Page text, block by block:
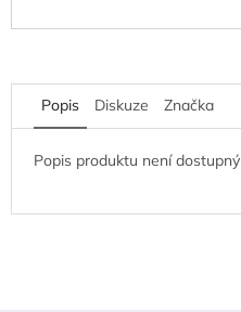
Popis Diskuze Značka
Popis produktu není dostupný